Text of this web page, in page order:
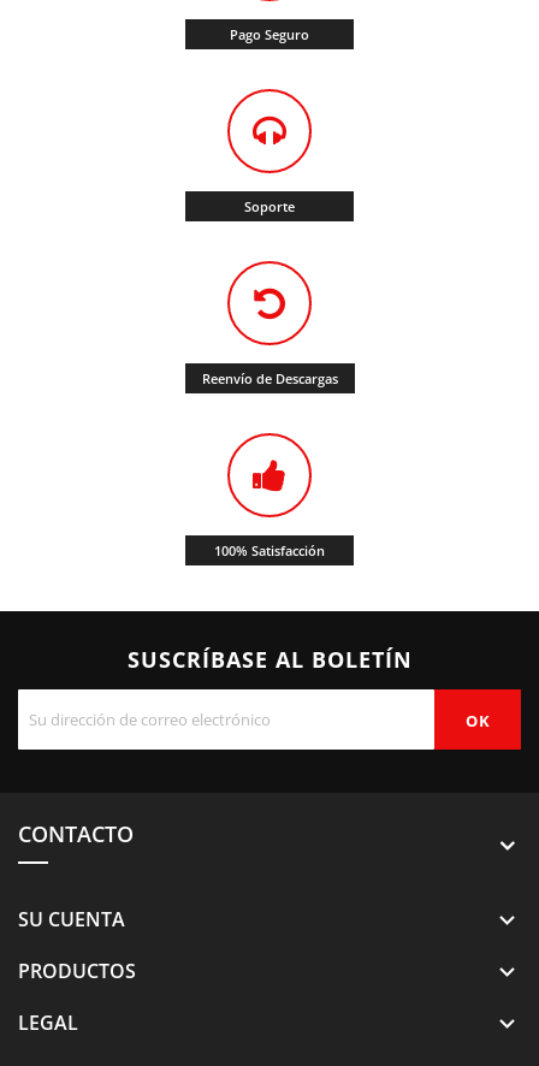
Pago Seguro
Soporte
Reenvío de Descargas
100% Satisfacción
SUSCRÍBASE AL BOLETÍN
CONTACTO
SU CUENTA 
PRODUCTOS 
LEGAL 